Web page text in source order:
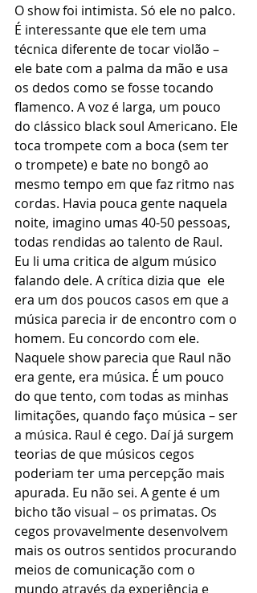
O show foi intimista. Só ele no palco.
É interessante que ele tem uma
técnica diferente de tocar violão –
ele bate com a palma da mão e usa
os dedos como se fosse tocando
flamenco. A voz é larga, um pouco
do clássico black soul Americano. Ele
toca trompete com a boca (sem ter
o trompete) e bate no bongô ao
mesmo tempo em que faz ritmo nas
cordas. Havia pouca gente naquela
noite, imagino umas 40-50 pessoas,
todas rendidas ao talento de Raul.
Eu li uma critica de algum músico
falando dele. A crítica dizia que  ele
era um dos poucos casos em que a
música parecia ir de encontro com o
homem. Eu concordo com ele.
Naquele show parecia que Raul não
era gente, era música. É um pouco
do que tento, com todas as minhas
limitações, quando faço música – ser
a música. Raul é cego. Daí já surgem
teorias de que músicos cegos
poderiam ter uma percepção mais
apurada. Eu não sei. A gente é um
bicho tão visual – os primatas. Os
cegos provavelmente desenvolvem
mais os outros sentidos procurando
meios de comunicação com o
mundo através da experiência e